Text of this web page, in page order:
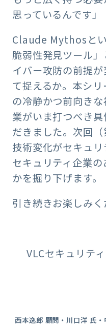
思っているんです」
Claude Mythosと
脆弱性発見ツール
イバー攻防の前提
て捉えるか。本シ
の冷静かつ前向き
業がいま打つべき
だきました。次回
技術変化がセキュリ
セキュリティ企業
かを掘り下げます。
引き続きお楽しみく
VLCセキュリテ
西本逸郎 顧問・川口洋 氏